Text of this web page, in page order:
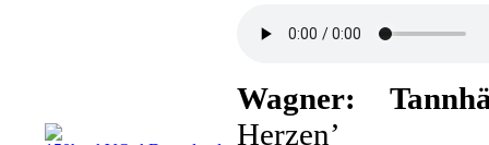
Wagner:
Herzen’